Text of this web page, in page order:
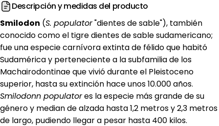
Descripción y medidas del producto
Smilodon (S. populator"dientes de sable"), también
conocido como el tigre dientes de sable sudamericano;
fue una especie carnívora extinta de félido que habitó
Sudamérica y perteneciente a la subfamilia de los
Machairodontinae que vivió durante el Pleistoceno
superior, hasta su extinción hace unos 10.000 años.
Smilodonn populatores la especie más grande de su
género y median de alzada hasta 1,2 metros y 2,3 metros
de largo, pudiendo llegar a pesar hasta 400 kilos.